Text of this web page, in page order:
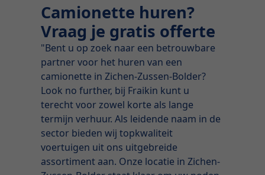
Camionette huren?
Vraag je gratis offerte
"Bent u op zoek naar een betrouwbare
partner voor het huren van een
camionette in Zichen-Zussen-Bolder?
Look no further, bij Fraikin kunt u
terecht voor zowel korte als lange
termijn verhuur. Als leidende naam in de
sector bieden wij topkwaliteit
voertuigen uit ons uitgebreide
assortiment aan. Onze locatie in Zichen-